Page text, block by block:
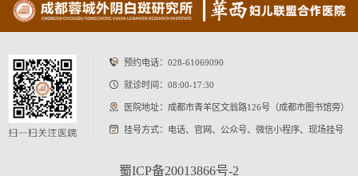
预约电话： 028-61069090
就诊时间：08:00-17:30
医院地址：成都市青羊区文翁路126号（成都市图书馆旁）
挂号方式：电话、官网、公众号、微信小程序、现场挂号
蜀ICP备20013866号-2